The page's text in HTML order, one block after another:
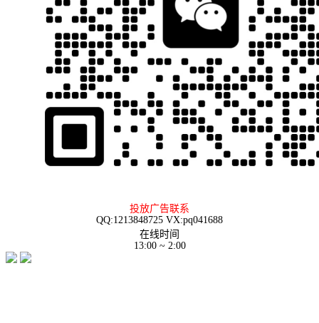
投放广告联系
QQ:1213848725 VX:pq041688
在线时间
13:00 ~ 2:00